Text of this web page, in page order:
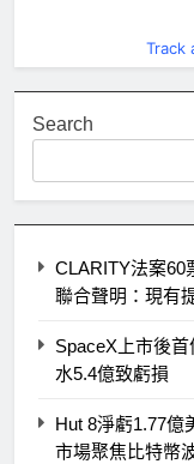
Track
Search
CLARITY法案60
聯合聲明：現有
SpaceX上市後
水5.4億致虧損
Hut 8淨虧1.77億
市場聚焦比特幣